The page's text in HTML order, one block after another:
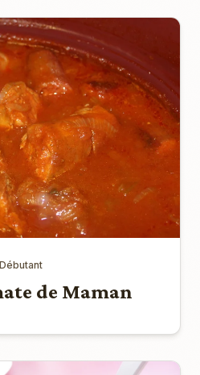
Débutant
de Maman